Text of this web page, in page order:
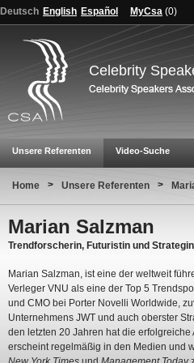
Deutsch English Español MyCsa (0)
Celebrity
Unsere Referenten Video-Suche
Home > Unsere Referenten >
Marian Salzman
Trendforscherin, Futuristin und Strategin
Marian Salzman, ist eine der weltweit
Verleger VNU als eine der Top 5
und CMO bei Porter Novelli Worldwide,
Unternehmens JWT und auch oberster
den letzten 20 Jahren hat die
erscheint regelmäßig in den Medien und